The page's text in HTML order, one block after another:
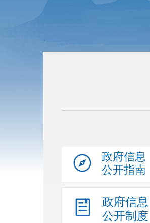
政府信息
公开指南
政府信息
公开制度